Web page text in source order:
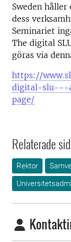
Sweden
dess
Seminariet
The digital
göras via
https://
digital-slu---
page/
Relaterade
Rektor